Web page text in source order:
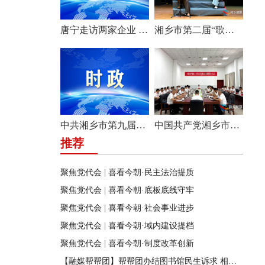
唐宁走访两家企业 问需问计促发展 湘乡市第二届“歌声飞扬·乐享湘乡”歌唱比赛圆满收官
中共湘乡市第九届纪律检查委员会举行第一次全体会议 中国共产党湘乡市第九次代表大会主席团举行第六次会议
推荐
聚焦党代会 | 喜看今朝·民主法治提质
聚焦党代会 | 喜看今朝·底板底线守牢
聚焦党代会 | 喜看今朝·社会事业进步
聚焦党代会 | 喜看今朝·域内建设提档
聚焦党代会 | 喜看今朝·制度改革创新
【融媒帮帮团】帮帮团办结图书馆民生诉求 相关部门迅速行动 改善市民阅读环境